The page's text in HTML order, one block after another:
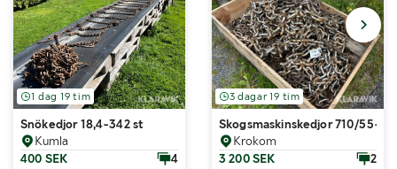
1 dag 19 tim
Snökedjor 18,4-342 st
Kumla
400 SEK
4
3 dagar 19 tim
Skogsmaskinskedjor 710/55-34
Krokom
3 200 SEK
2